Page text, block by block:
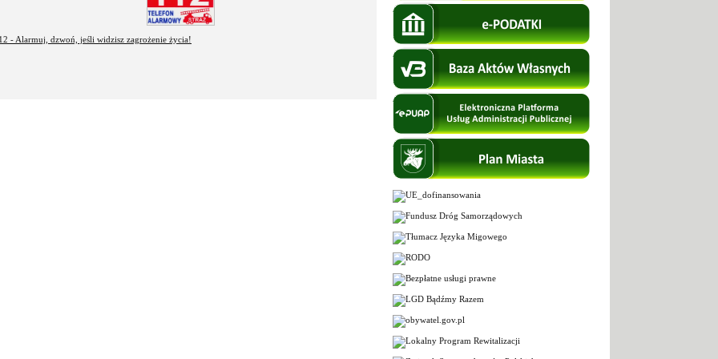
- Alarmuj, dzwoń, jeśli widzisz zagrożenie życia!